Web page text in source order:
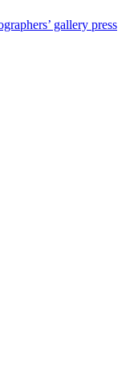
gallery press